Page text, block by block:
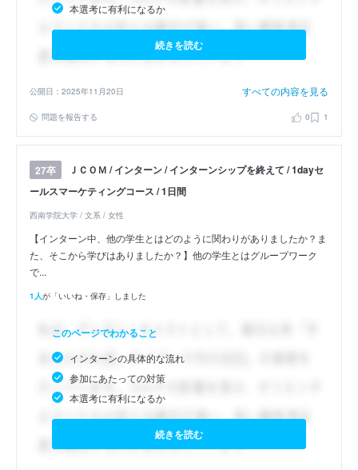
本選考に有利になるか
続きを読む
公開日：2025年11月20日 すべての内容を見る
問題を報告する 0 1
27卒
ＪＣＯＭ / インターン / インターンシップを終えて / 1dayセ
ールスマーケティングコース / 1日間
西南学院大学 / 文系 / 女性
【インターン中、他の学生とはどのように関わりがありましたか？ま
た、そこから学びはありましたか？】他の学生とはグループワーク
で...
1人が「いいね・保存」しました
このページでわかること
インターンの具体的な流れ
参加にあたっての対策
本選考に有利になるか
続きを読む